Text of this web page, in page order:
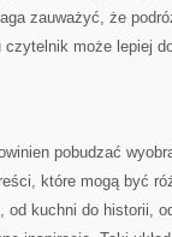
zauważyć, że
może lepiej
pobudzać
które mogą być
od kuchni do historii,